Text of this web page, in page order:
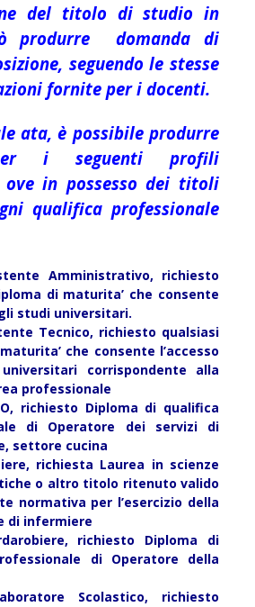
del titolo di studio in
produrre domanda di
seguendo le stesse
fornite per i docenti.
ata, è possibile produrre
i seguenti profili
ove in possesso dei titoli
qualifica professionale
Amministrativo, richiesto
di maturita’ che consente
studi universitari.
Tecnico, richiesto qualsiasi
che consente l’accesso
corrispondente alla
professionale
richiesto Diploma di qualifica
di Operatore dei servizi di
settore cucina
richiesta Laurea in scienze
o altro titolo ritenuto valido
normativa per l’esercizio della
di infermiere
richiesto Diploma di
di Operatore della
Scolastico, richiesto